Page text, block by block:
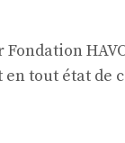
tout état de